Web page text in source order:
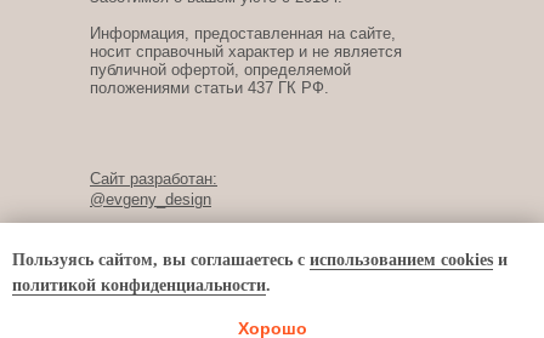
Пользуясь сайтом, вы соглашаетесь с использованием cookies и
политикой конфиденциальности.
Хорошо
Сайт разработан:
@evgeny_design
Информация, предоставленная на сайте,
носит справочный характер и не является
публичной офертой, определяемой
положениями статьи 437 ГК РФ.